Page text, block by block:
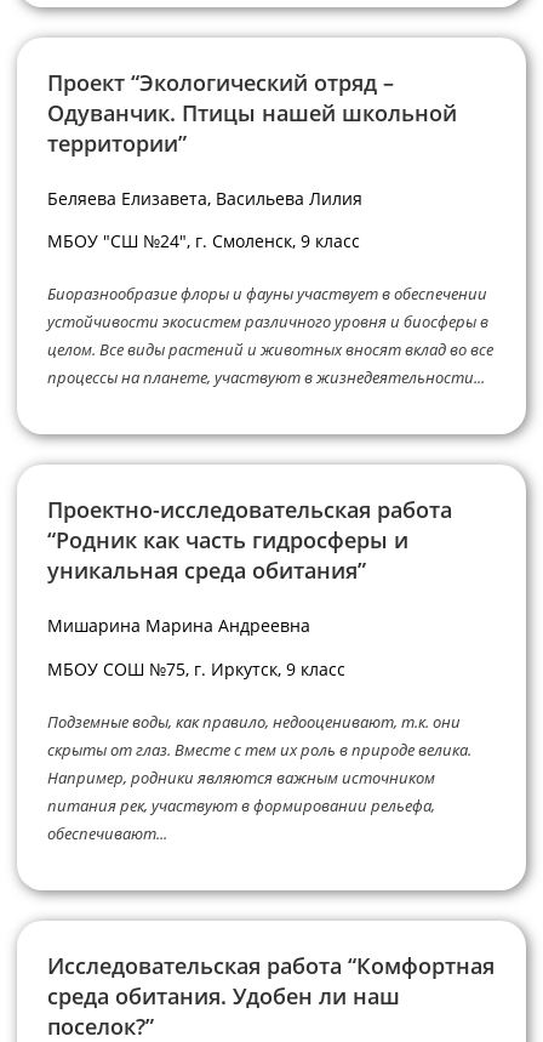
Проект “Экологический отряд –
Одуванчик. Птицы нашей школьной
территории”
Беляева Елизавета, Васильева Лилия
МБОУ "СШ №24", г. Смоленск, 9 класс
Биоразнообразие флоры и фауны участвует в обеспечении
устойчивости экосистем различного уровня и биосферы в
целом. Все виды растений и животных вносят вклад во все
процессы на планете, участвуют в жизнедеятельности...
Проектно-исследовательская работа
“Родник как часть гидросферы и
уникальная среда обитания”
Мишарина Марина Андреевна
МБОУ СОШ №75, г. Иркутск, 9 класс
Подземные воды, как правило, недооценивают, т.к. они
скрыты от глаз. Вместе с тем их роль в природе велика.
Например, родники являются важным источником
питания рек, участвуют в формировании рельефа,
обеспечивают...
Исследовательская работа “Комфортная
среда обитания. Удобен ли наш
поселок?”